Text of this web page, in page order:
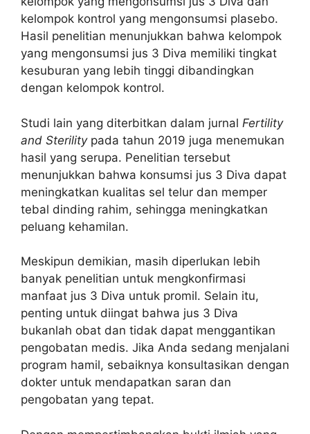
kelompok kontrol yang mengonsumsi plasebo.
Hasil penelitian menunjukkan bahwa kelompok
yang mengonsumsi jus 3 Diva memiliki tingkat
kesuburan yang lebih tinggi dibandingkan
dengan kelompok kontrol.
Studi lain yang diterbitkan dalam jurnal Fertility
and Sterilitypada tahun 2019 juga menemukan
hasil yang serupa. Penelitian tersebut
menunjukkan bahwa konsumsi jus 3 Diva dapat
meningkatkan kualitas sel telur dan memper
tebal dinding rahim, sehingga meningkatkan
peluang kehamilan.
Meskipun demikian, masih diperlukan lebih
banyak penelitian untuk mengkonfirmasi
manfaat jus 3 Diva untuk promil. Selain itu,
penting untuk diingat bahwa jus 3 Diva
bukanlah obat dan tidak dapat menggantikan
pengobatan medis. Jika Anda sedang menjalani
program hamil, sebaiknya konsultasikan dengan
dokter untuk mendapatkan saran dan
pengobatan yang tepat.